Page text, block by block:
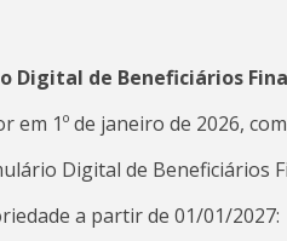
Digital de Beneficiários
em 1º de janeiro de 2026,
Digital de Beneficiários
a partir de 01/01/2027: